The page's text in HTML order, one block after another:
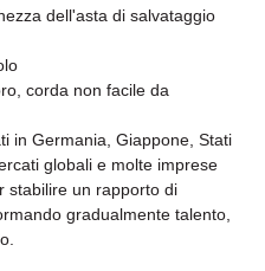
dell'asta di salvataggio
corda non facile da
in Germania, Giappone, Stati
globali e molte imprese
stabilire un rapporto di
gradualmente talento,